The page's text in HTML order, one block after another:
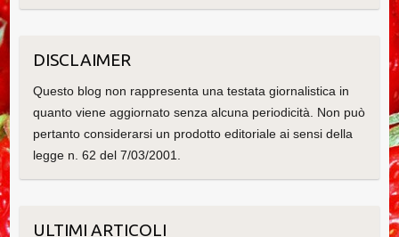
DISCLAIMER
Questo blog non rappresenta una testata giornalistica in
quanto viene aggiornato senza alcuna periodicità. Non può
pertanto considerarsi un prodotto editoriale ai sensi della
legge n. 62 del 7/03/2001.
ULTIMI ARTICOLI